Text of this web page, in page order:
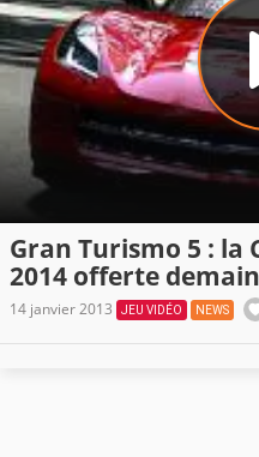
Gran Turismo 5 : la
2014 offerte demain
14 janvier 2013 JEU VIDÉO NEWS